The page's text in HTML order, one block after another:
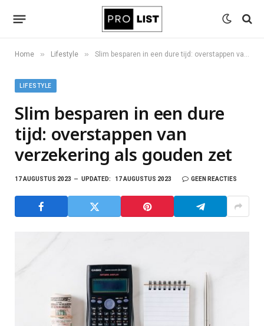
Home » Lifestyle » Slim besparen in een dure tijd: overstappen van verzekering als gouden zet
LIFESTYLE
Slim besparen in een dure
tijd: overstappen van
verzekering als gouden zet
17 AUGUSTUS 2023 UPDATED: 17 AUGUSTUS 2023 GEEN REACTIES